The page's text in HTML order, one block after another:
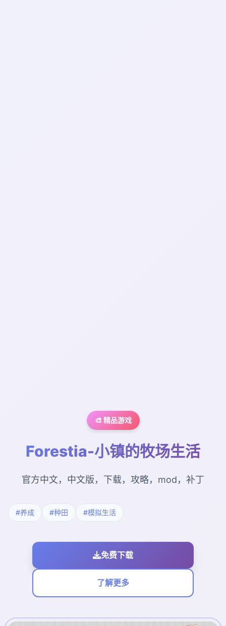
🎨 精品游戏
Forestia-小镇的牧场生活
官方中文，中文版，下载，攻略，mod，补丁
#养成 #种田 #模拟生活
免费下载
了解更多